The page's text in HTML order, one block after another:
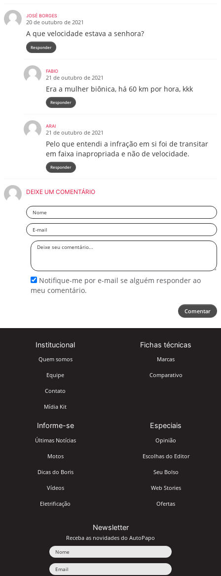
JOSÉ BORGES
20 de outubro de 2021
A que velocidade estava a senhora?
Responder
FABIO
21 de outubro de 2021
Era a mulher biônica, há 60 km por hora, kkk
Responder
ARAI
21 de outubro de 2021
Pelo que entendi a infração em si foi de transitar
em faixa inapropriada e não de velocidade.
Responder
DEIXE UM COMENTÁRIO
Nome
Email
Deixe
Notifique-me por e-mail se alguém responder ao
meu comentário.
Comentar
Institucional
Quem somos
Equipe
Contato
Mídia Kit
Fichas técnicas
Marcas
Comparativo
Informe-se
Últimas Notícias
Motos
Dicas do Boris
Vídeos
Eletrificação
Especiais
Opinião
Escolhas do Editor
Seu Bolso
Web Stories
Ofertas
Newsletter
Receba as novidades do AutoPapo